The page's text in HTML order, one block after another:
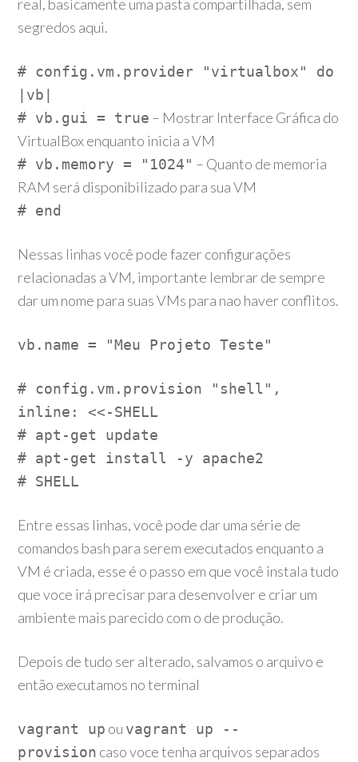
real, basicamente uma pasta compartilhada, sem
segredos aqui.
# config.vm.provider "virtualbox" do
|vb|
# vb.gui = true – Mostrar Interface Gráfica do
VirtualBox enquanto inicia a VM
# vb.memory = "1024" – Quanto de memoria
RAM será disponibilizado para sua VM
# end
Nessas linhas você pode fazer configurações
relacionadas a VM, importante lembrar de sempre
dar um nome para suas VMs para nao haver conflitos.
vb.name = "Meu Projeto Teste"
# config.vm.provision "shell",
inline: <<-SHELL
# apt-get update
# apt-get install -y apache2
# SHELL
Entre essas linhas, você pode dar uma série de
comandos bash para serem executados enquanto a
VM é criada, esse é o passo em que você instala tudo
que voce irá precisar para desenvolver e criar um
ambiente mais parecido com o de produção.
Depois de tudo ser alterado, salvamos o arquivo e
então executamos no terminal
vagrant up ou vagrant up --
provision caso voce tenha arquivos separados